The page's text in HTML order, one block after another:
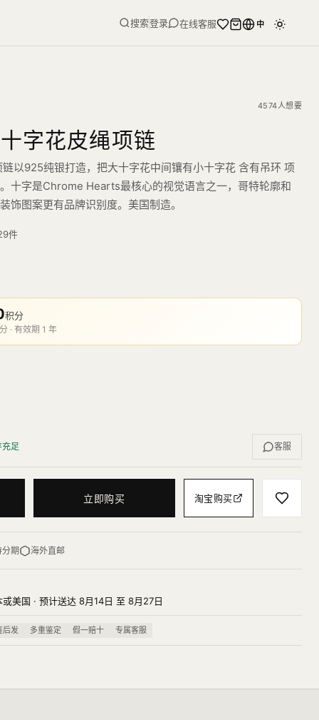
搜索登录 在线客服 中
4574人想要
字花皮绳项链
以925纯银打造，把大十字花中间镶有小十字花 含有吊环 项
十字是Chrome Hearts最核心的视觉语言之一，哥特轮廓和
饰图案更有品牌识别度。美国制造。
件
积分
· 有效期 1 年
充足 客服
立即购买 淘宝购买
分期 海外直邮
美国 · 预计送达 8月14日 至 8月27日
后发 多重鉴定 假一赔十 专属客服